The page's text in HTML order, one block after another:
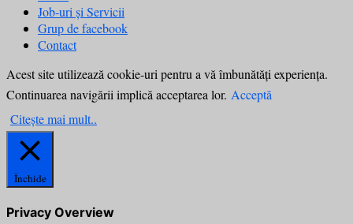
Job-uri și Servicii
Grup de facebook
Contact
Acest site utilizează cookie-uri pentru a vă îmbunătăți experiența.
Continuarea navigării implică acceptarea lor. Acceptă
Citește mai mult..
Închide
Privacy Overview